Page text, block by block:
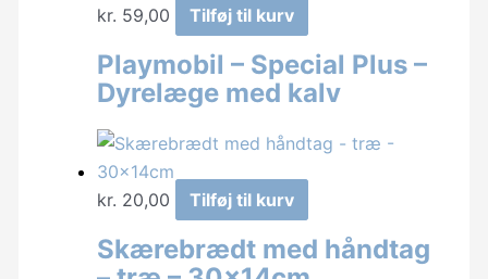
kr. 59,00 Tilføj til kurv
Playmobil – Special Plus –
Dyrelæge med kalv
kr. 20,00 Tilføj til kurv
Skærebrædt med håndtag